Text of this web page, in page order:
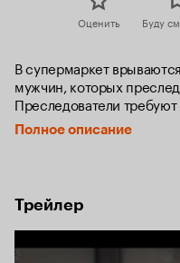
Оценить Буду
В супермаркет
мужчин, которых
Преследователи
с ножевыми ранениями.
запереть двери и
выдать раненого или
человека, которого они
Полное описание
Трейлер